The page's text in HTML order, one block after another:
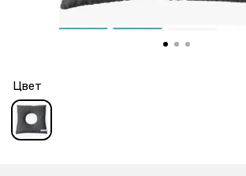
Цвет